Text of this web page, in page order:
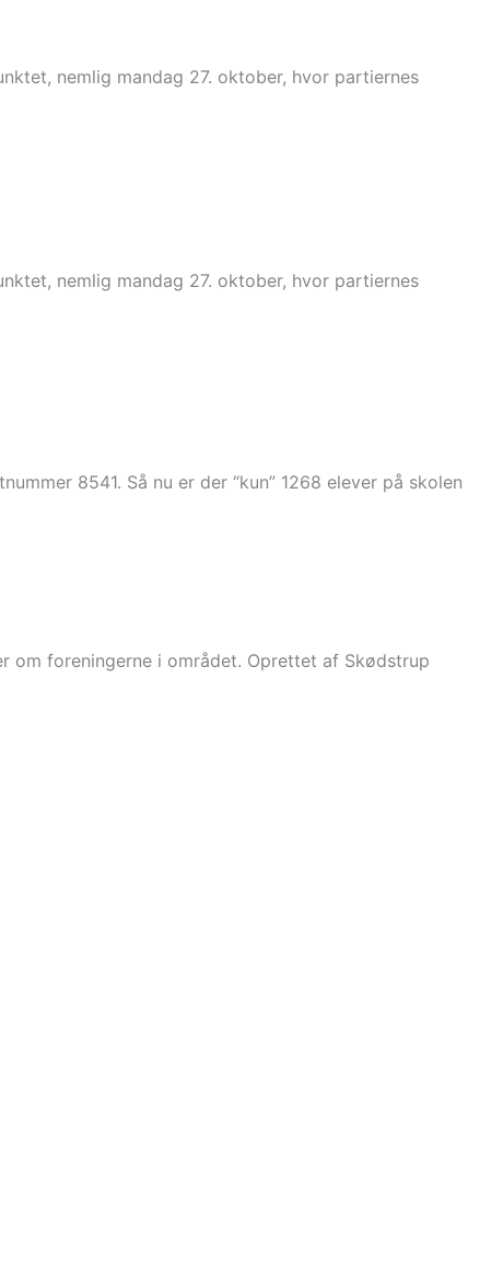
nemlig mandag 27. oktober, hvor partiernes
nemlig mandag 27. oktober, hvor partiernes
8541. Så nu er der “kun” 1268 elever på skolen
om foreningerne i området. Oprettet af Skødstrup